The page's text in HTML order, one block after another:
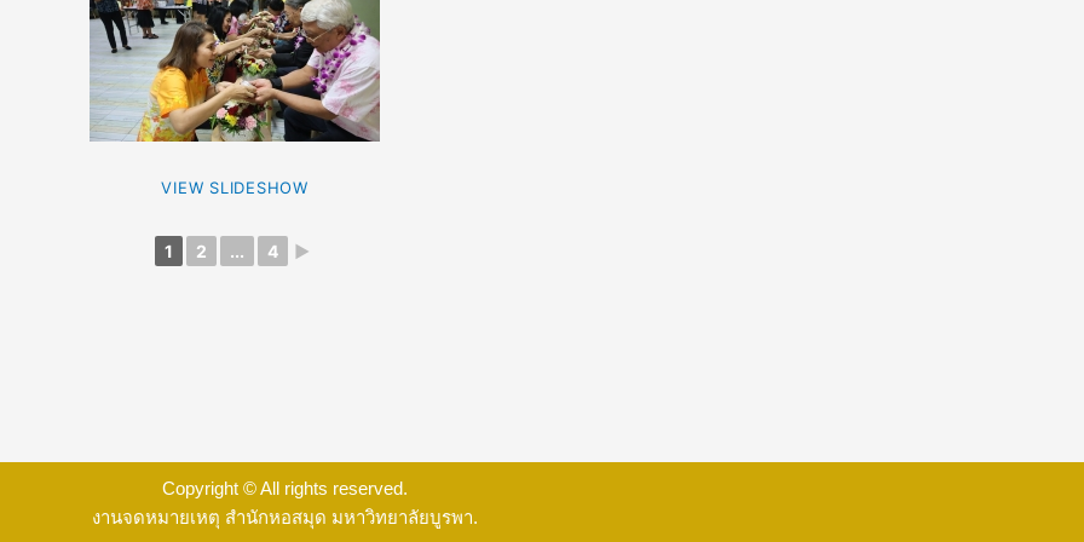
VIEW SLIDESHOW
1 2 ... 4 ►
Copyright © All rights reserved.
งานจดหมายเหตุ สำนักหอสมุด มหาวิทยาลัยบูรพา.